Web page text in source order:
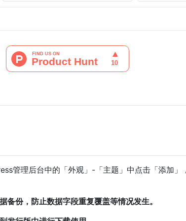
管理后台中的「外观」-「主题」中点击「添加
份，防止数据字段重复覆盖等情况发生。